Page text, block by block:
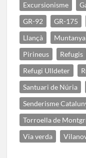
Excursionisme
GR-92
GR-175
Llançà
Muntanya
Pirineus
Refugis
Refugi Ulldeter
Santuari de Núria
Senderisme
Torroella de
Via verda